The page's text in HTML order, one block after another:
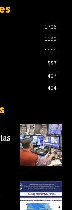
1706
1190
1111
557
407
404